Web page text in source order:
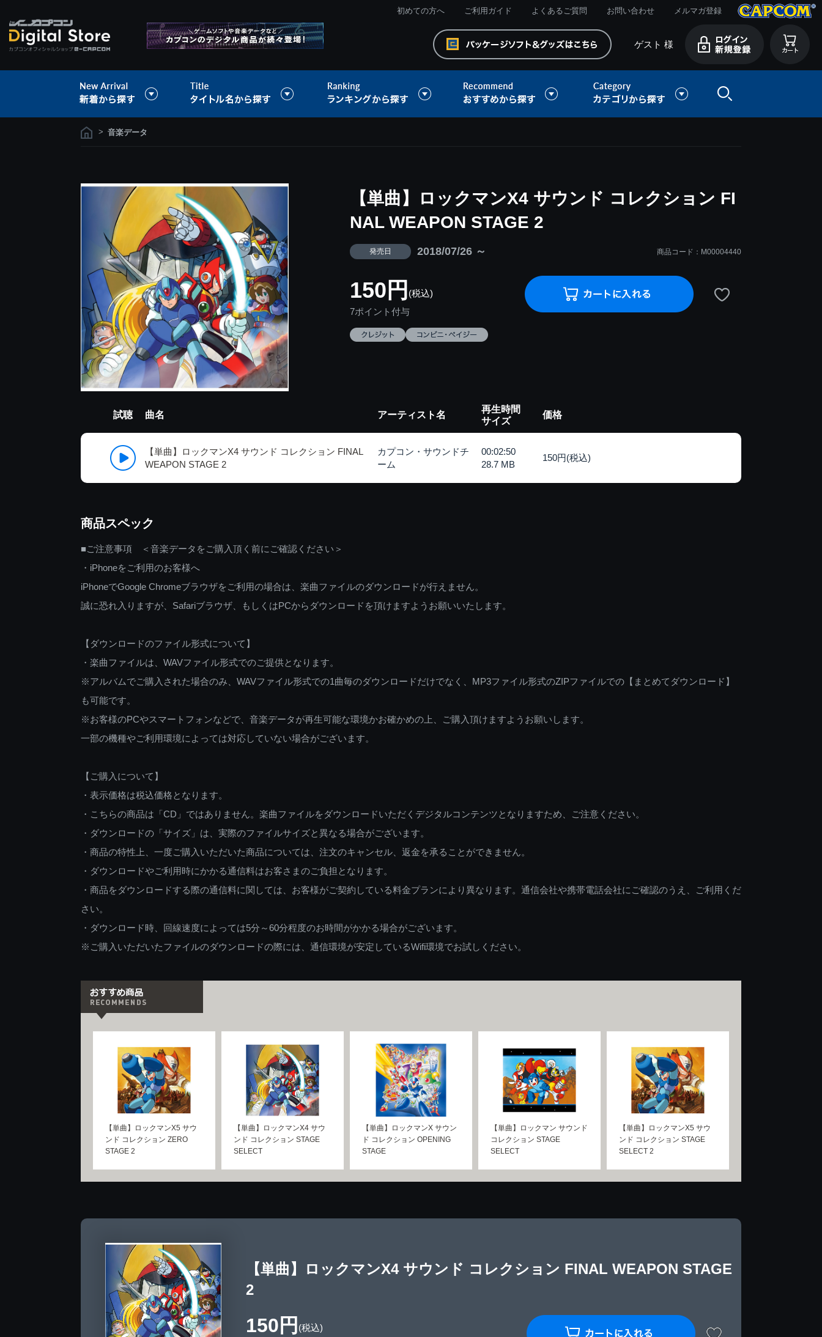
初めての方へ ご利用ガイド よくあるご質問 お問い合わせ メルマガ登録
ゲスト 様
> 音楽データ
【単曲】ロックマンX4 サウンド コレクション FI
NAL WEAPON STAGE 2
発売日 2018/07/26 ～ 商品コード：M00004440
150円 (税込)
7ポイント付与
試聴 曲名 アーティスト名
再生時間
サイズ
価格
【単曲】ロックマンX4 サウンド コレクション FINAL
WEAPON STAGE 2
カプコン・サウンドチ
ーム
00:02:50
28.7 MB
150円(税込)
商品スペック
■ご注意事項 ＜音楽データをご購入頂く前にご確認ください＞
・iPhoneをご利用のお客様へ
iPhoneでGoogle Chromeブラウザをご利用の場合は、楽曲ファイルのダウンロードが行えません。
誠に恐れ入りますが、Safariブラウザ、もしくはPCからダウンロードを頂けますようお願いいたします。
【ダウンロードのファイル形式について】
・楽曲ファイルは、WAVファイル形式でのご提供となります。
※アルバムでご購入された場合のみ、WAVファイル形式での1曲毎のダウンロードだけでなく、MP3ファイル形式のZIPファイルでの【まとめてダウンロード】
も可能です。
※お客様のPCやスマートフォンなどで、音楽データが再生可能な環境かお確かめの上、ご購入頂けますようお願いします。
一部の機種やご利用環境によっては対応していない場合がございます。
【ご購入について】
・表示価格は税込価格となります。
・こちらの商品は「CD」ではありません。楽曲ファイルをダウンロードいただくデジタルコンテンツとなりますため、ご注意ください。
・ダウンロードの「サイズ」は、実際のファイルサイズと異なる場合がございます。
・商品の特性上、一度ご購入いただいた商品については、注文のキャンセル、返金を承ることができません。
・ダウンロードやご利用時にかかる通信料はお客さまのご負担となります。
・商品をダウンロードする際の通信料に関しては、お客様がご契約している料金プランにより異なります。通信会社や携帯電話会社にご確認のうえ、ご利用くだ
さい。
・ダウンロード時、回線速度によっては5分～60分程度のお時間がかかる場合がございます。
※ご購入いただいたファイルのダウンロードの際には、通信環境が安定しているWifi環境でお試しください。
【単曲】ロックマンX5 サウ
ンド コレクション ZERO
STAGE 2
【単曲】ロックマンX4 サウ
ンド コレクション STAGE
SELECT
【単曲】ロックマンX サウン
ド コレクション OPENING
STAGE
【単曲】ロックマン サウンド
コレクション STAGE
SELECT
【単曲】ロックマンX5 サウ
ンド コレクション STAGE
SELECT 2
【単曲】ロックマンX4 サウンド コレクション FINAL WEAPON STAGE
2
150円 (税込)